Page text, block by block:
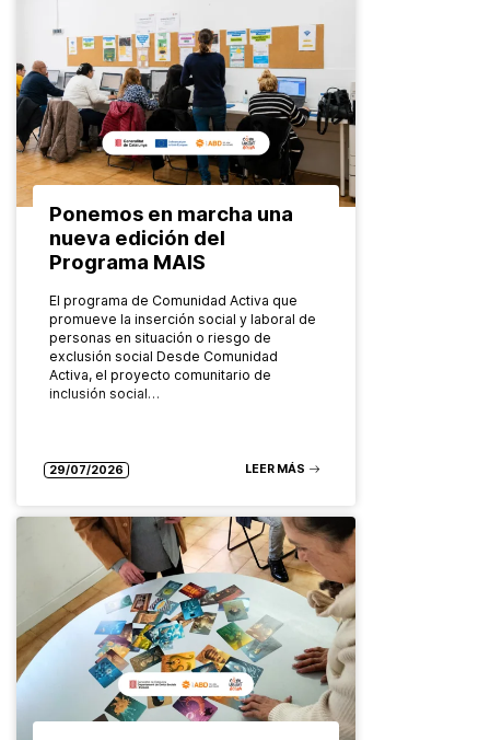
Ponemos en marcha una
nueva edición del
Programa MAIS
El programa de Comunidad Activa que
promueve la inserción social y laboral de
personas en situación o riesgo de
exclusión social Desde Comunidad
Activa, el proyecto comunitario de
inclusión social…
29/07/2026 LEER MÁS